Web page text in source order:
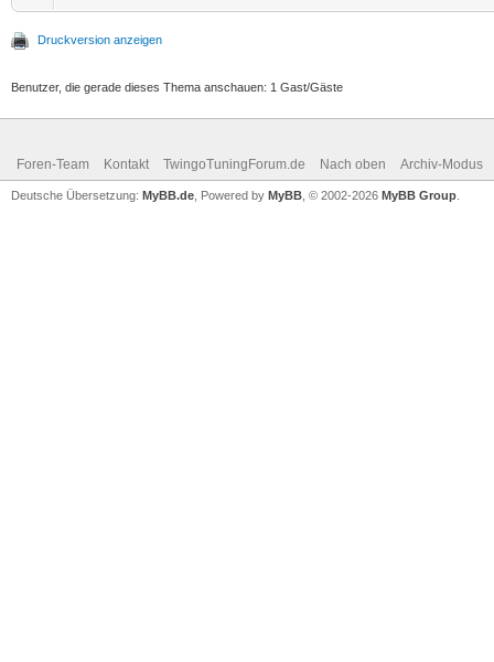
Druckversion anzeigen
Benutzer, die gerade dieses Thema anschauen: 1 Gast/Gäste
Foren-Team Kontakt TwingoTuningForum.de Nach oben Archiv-Modus
Deutsche Übersetzung: MyBB.de , Powered by MyBB , © 2002-2026 MyBB Group